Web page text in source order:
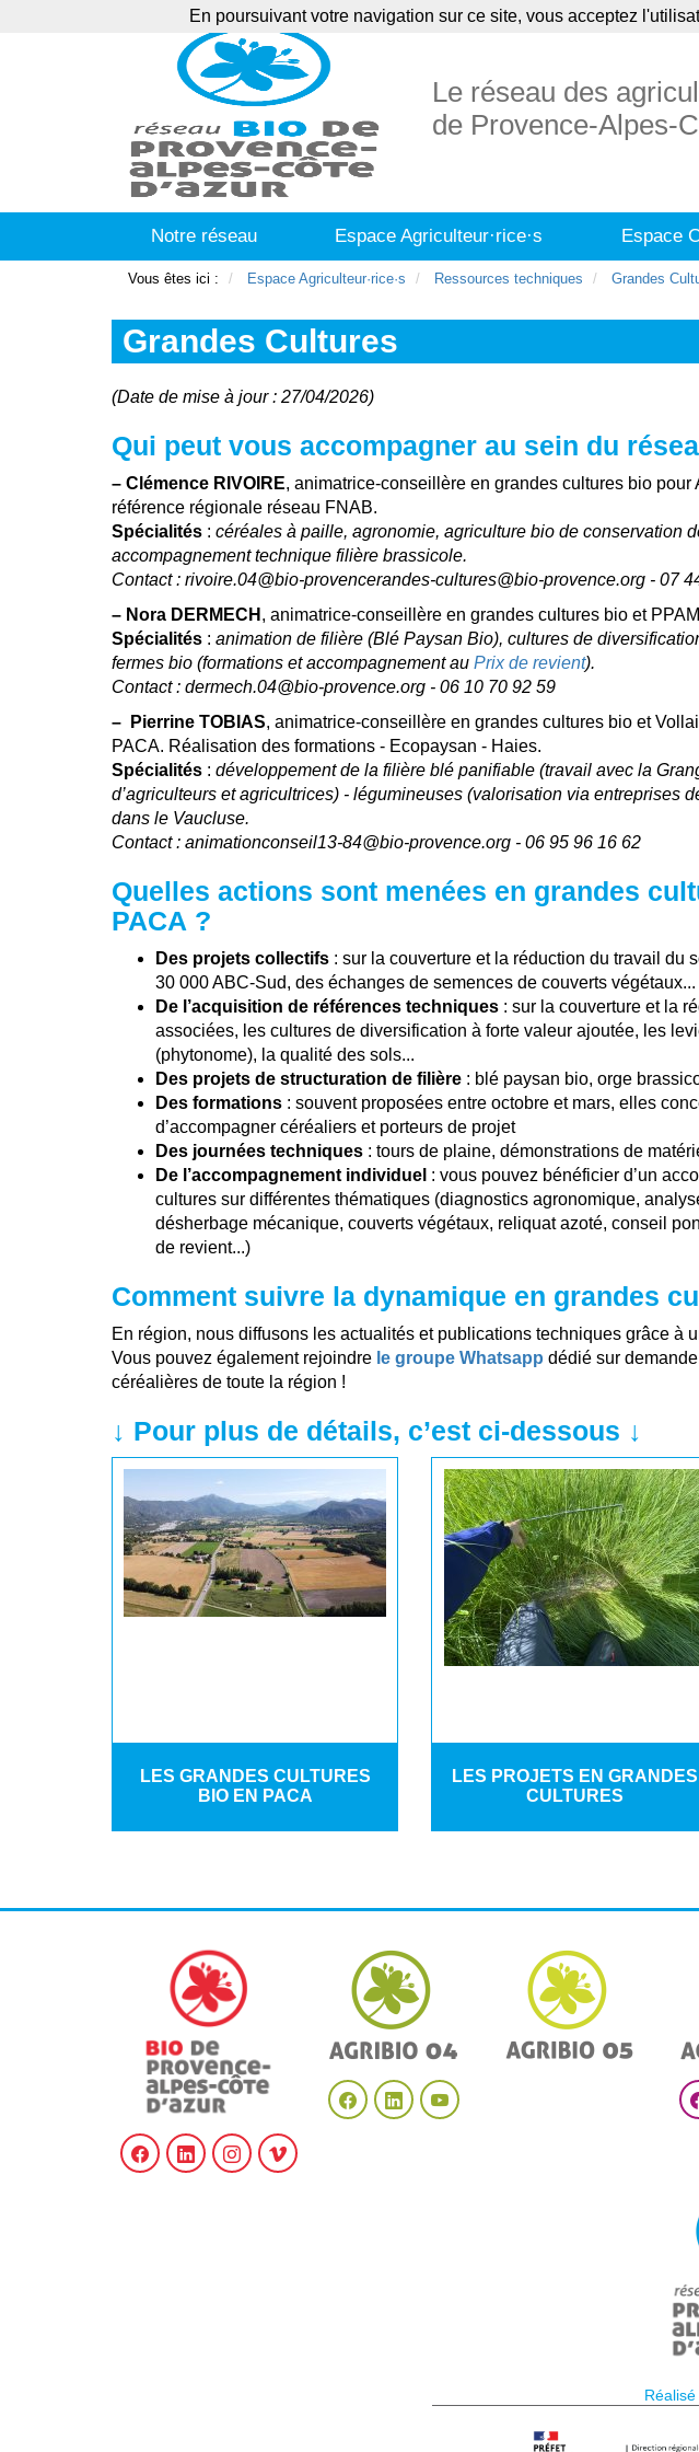
Agenda Annuaire Annonces
Le réseau des
de Provence-Alpes-
Notre réseau Espace Agriculteur·rice·s Espace
Vous êtes ici : Espace Agriculteur·rice·s Ressources techniques Grandes
Grandes Cultures
(Date de mise à jour : 27/04/2026)
Qui peut vous accompagner au sein du
– Clémence RIVOIRE, animatrice-conseillère en grandes cultures bio
référence régionale réseau FNAB.
Spécialités : céréales à paille, agronomie, agriculture bio de conservation
accompagnement technique filière brassicole.
Contact : rivoire.04@bio-provencerandes-cultures@bio-provence.org - 07
– Nora DERMECH , animatrice-conseillère en grandes cultures bio et
Spécialités : animation de filière (Blé Paysan Bio), cultures de
fermes bio (formations et accompagnement au Prix de revient).
Contact : dermech.04@bio-provence.org - 06 10 70 92 59
–
Pierrine TOBIAS, animatrice-conseillère en grandes cultures bio et
PACA. Réalisation des formations - Ecopaysan - Haies.
Spécialités : développement de la filière blé panifiable (travail avec la
d’agriculteurs et agricultrices) - légumineuses (valorisation via entreprises
dans le Vaucluse.
Contact : animationconseil13-84@bio-provence.org - 06 95 96 16 62
Quelles actions sont menées en grandes
PACA ?
Des projets collectifs : sur la couverture et la réduction du travail du
30 000 ABC-Sud, des échanges de semences de couverts végétaux...
De l’acquisition de références techniques : sur la couverture et la
associées, les cultures de diversification à forte valeur ajoutée, les
(phytonome), la qualité des sols...
Des projets de structuration de filière : blé paysan bio, orge
Des formations : souvent proposées entre octobre et mars, elles
d’accompagner céréaliers et porteurs de projet
Des journées techniques : tours de plaine, démonstrations de
De l’accompagnement individuel : vous pouvez bénéficier d’un
cultures sur différentes thématiques (diagnostics agronomique,
désherbage mécanique, couverts végétaux, reliquat azoté, conseil
de revient...)
Comment suivre la dynamique en grandes
En région, nous diffusons les actualités et publications techniques grâce à
Vous pouvez également rejoindre le groupe Whatsapp dédié sur
céréalières de toute la région !
↓ Pour plus de détails, c’est ci-dessous ↓
LES GRANDES CULTURES
BIO EN PACA
LES PROJETS EN GRANDES
CULTURES
En poursuivant votre navigation sur ce site, vous acceptez